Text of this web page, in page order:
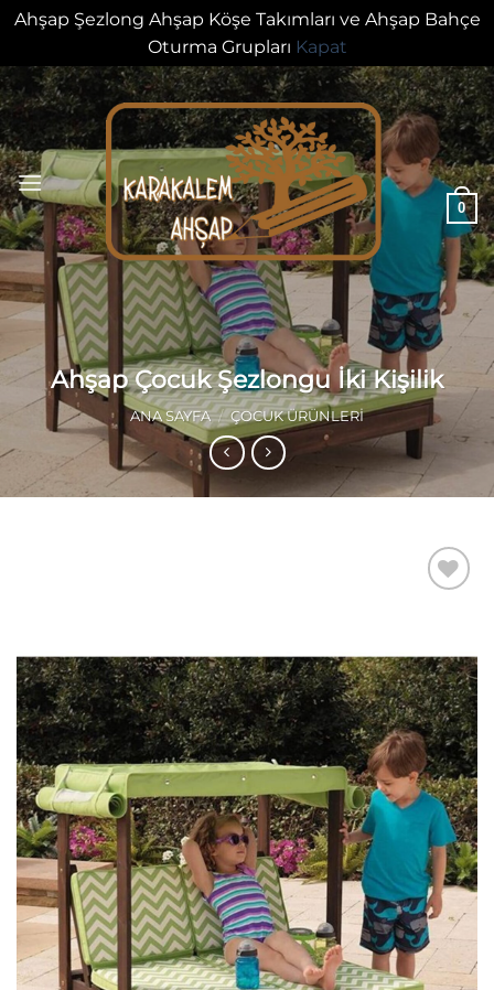
Ahşap Şezlong Ahşap Köşe Takımları ve Ahşap Bahçe
Oturma Grupları Kapat
İçeriğe
atla
0
Ahşap Çocuk Şezlongu İki Kişilik
ANA SAYFA / ÇOCUK ÜRÜNLERI